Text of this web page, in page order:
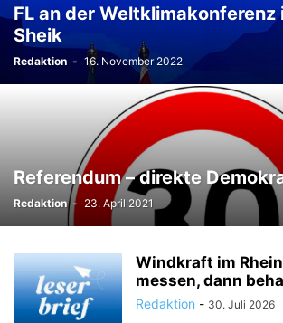
TODESFÄLLE TOURISMUS
VEREINE
WIRTSCHAFTS:ZEIT
FL an der Weltklimakonferenz
Sheik
Redaktion - 16. November 2022
Referendum – direkte
Redaktion - 23. April 2021
Windkraft im
messen, dann
Redaktion - 30. Juli 2026